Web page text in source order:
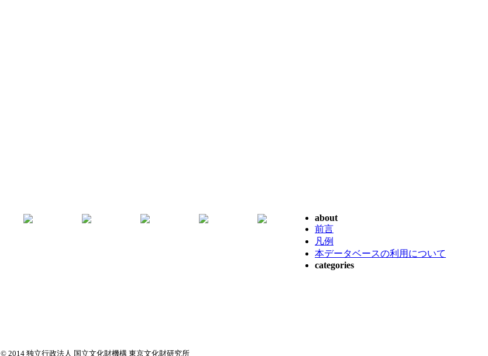
about
前言
凡例
本データベースの利用について
categories
© 2014 独立行政法人 国立文化財機構 東京文化財研究所